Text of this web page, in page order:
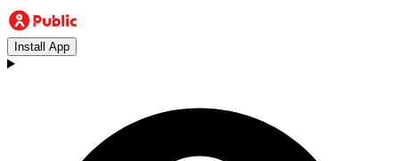
Install App